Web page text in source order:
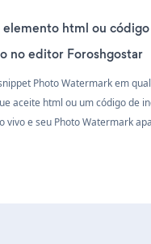
html ou
no editor Foroshgostar
Photo Watermark em
aceite html ou um código de
vivo e seu Photo Watermark